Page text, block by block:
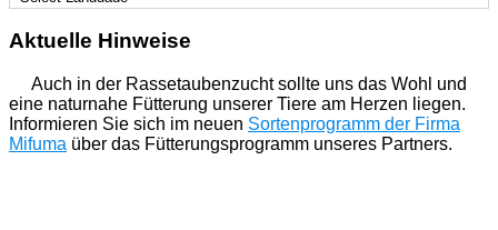
Aktuelle Hinweise
Auch in der Rassetaubenzucht sollte uns das Wohl und
eine naturnahe Fütterung unserer Tiere am Herzen liegen.
Informieren Sie sich im neuen Sortenprogramm der Firma
Mifuma über das Fütterungsprogramm unseres Partners.